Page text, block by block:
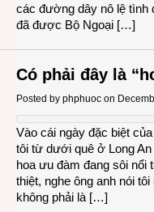
các đường dây nô lệ
đã được Bộ Ngoại […]
Có phải đây là
Posted by phphuoc on
Vào cái ngày đặc biệt
tôi từ dưới quê ở Long
hoa ưu đàm đang sôi nổi
thiệt, nghe ông anh nói
không phải là […]